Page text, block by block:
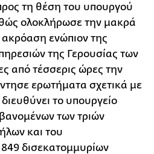
τη θέση του υπουργού
ολοκλήρωσε την μακρά
ακρόαση ενώπιον της
της Γερουσίας των
από τέσσερις ώρες την
ερωτήματα σχετικά με
το υπουργείο
των τριών
και του
δισεκατομμυρίων